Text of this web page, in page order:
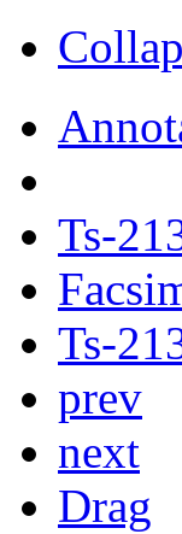
Ts-
Ts-
prev
next
Drag